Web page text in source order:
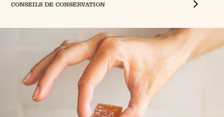
CONSEILS DE CONSERVATION